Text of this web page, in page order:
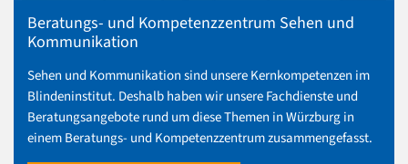
Beratungs- und Kompetenzzentrum Sehen und
Kommunikation
Sehen und Kommunikation sind unsere Kernkompetenzen im
Blindeninstitut. Deshalb haben wir unsere Fachdienste und
Beratungsangebote rund um diese Themen in Würzburg in
einem Beratungs- und Kompetenzzentrum zusammengefasst.